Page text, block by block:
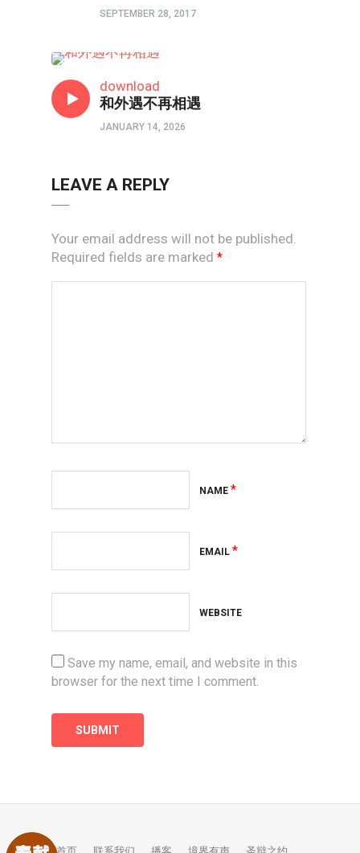
SEPTEMBER 28, 2017
download
和外遇不再相遇
JANUARY 14, 2026
LEAVE A REPLY
Your email address will not be published.
Required fields are marked *
NAME *
EMAIL *
WEBSITE
Save my name, email, and website in this
browser for the next time I comment.